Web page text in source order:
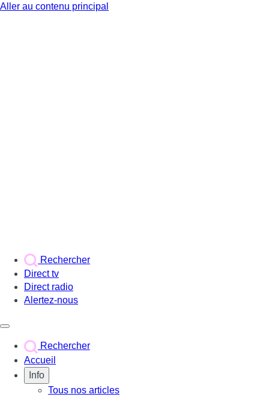
Aller au contenu principal
Rechercher
Direct tv
Direct radio
Alertez-nous
Rechercher
Accueil
Info
Tous nos articles